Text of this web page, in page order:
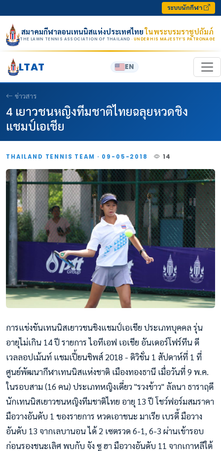
ระบบนักกีฬา
สมาคมกีฬาลอนเทนนิสแห่งประเทศไทยในพระบรมราชูปถัมภ์
THE LAWN TENNIS ASSOCIATION OF THAILAND · UNDER HIS MAJESTY’S PATRONAGE
LTAT EN
ข่าวสาร
4 เยาวชนหญิงทีมชาติไทยฉลุยหวดชิง
แชมป์เอเชีย
THAILAND TENNIS TEAM · 09-05-2018 14
การแข่งขันเทนนิสเยาวชนชิงแชมป์เอเชีย ประเภทบุคคล รุ่น
อายุไม่เกิน 14 ปี รายการ ไอทีเอฟ เอเชีย อันเดอร์โฟร์ทีน ดี
เวลลอปเม้นท์ แชมเปี้ยนชิพส์ 2018 - ดิวิชั่น 1 สัปดาห์ที่ 1 ที่
ศูนย์พัฒนากีฬาเทนนิสแห่งชาติ เมืองทองธานี เมื่อวันที่ 9 พ.ค.
ในรอบสาม (16 คน) ประเภทหญิงเดี่ยว "รวงข้าว" ลัลนา ธาราฤดี
นักเทนนิสเยาวชนหญิงทีมชาติไทย อายุ 13 ปี โชว์ฟอร์มสมราคา
มือวางอันดับ 1 ของรายการ หวดเอาชนะ มาเรีย เบรดี้ มือวาง
อันดับ 13 จากเลบานอน ได้ 2 เซตรวด 6-1, 6-3 ผ่านเข้ารอบ
ก่อนรองชนะเลิศ พบกับ จัง ซู ฮา มือวางอันดับ 11 จากเกาหลีใต้